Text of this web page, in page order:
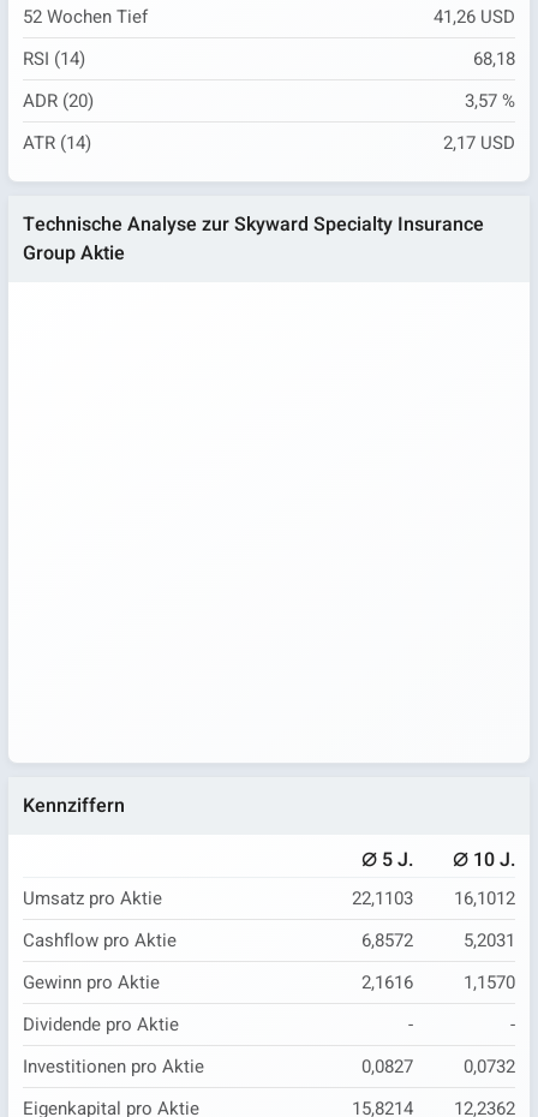
52 Wochen Tief
41,26 USD
RSI (14)
68,18
ADR (20)
3,57 %
ATR (14)
2,17 USD
Technische Analyse zur Skyward Specialty Insurance
Group Aktie
Kennziffern
⌀ 5 J. ⌀ 10 J.
Umsatz pro Aktie 22,1103
16,1012
Cashflow pro Aktie
6,8572
5,2031
Gewinn pro Aktie
2,1616
1,1570
Dividende pro Aktie
-
-
Investitionen pro Aktie
0,0827
0,0732
Eigenkapital pro Aktie
15,8214 12,2362